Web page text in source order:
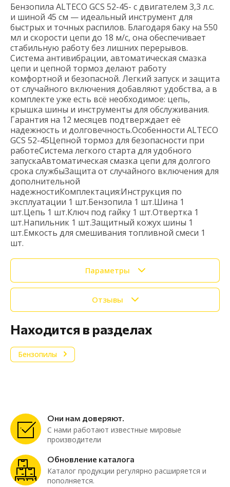
Бензопила ALTECO GCS 52-45- с двигателем 3,3 л.с.
и шиной 45 см — идеальный инструмент для
быстрых и точных распилов. Благодаря баку на 550
мл и скорости цепи до 18 м/с, она обеспечивает
стабильную работу без лишних перерывов.
Система антивибрации, автоматическая смазка
цепи и цепной тормоз делают работу
комфортной и безопасной. Легкий запуск и защита
от случайного включения добавляют удобства, а в
комплекте уже есть всё необходимое: цепь,
крышка шины и инструменты для обслуживания.
Гарантия на 12 месяцев подтверждает её
надежность и долговечность.Особенности ALTECO
GCS 52-45Цепной тормоз для безопасности при
работеСистема легкого старта для удобного
запускаАвтоматическая смазка цепи для долгого
срока службыЗащита от случайного включения для
дополнительной
надежностиКомплектация:Инструкция по
эксплуатации 1 шт.Бензопила 1 шт.Шина 1
шт.Цепь 1 шт.Ключ под гайку 1 шт.Отвертка 1
шт.Напильник 1 шт.Защитный кожух шины 1
шт.Емкость для смешивания топливной смеси 1
шт.
Параметры
Отзывы
Находится в разделах
Бензопилы
Они нам доверяют.
С нами работают известные мировые
производители
Обновление каталога
Каталог продукции регулярно расширяется и
пополняется.